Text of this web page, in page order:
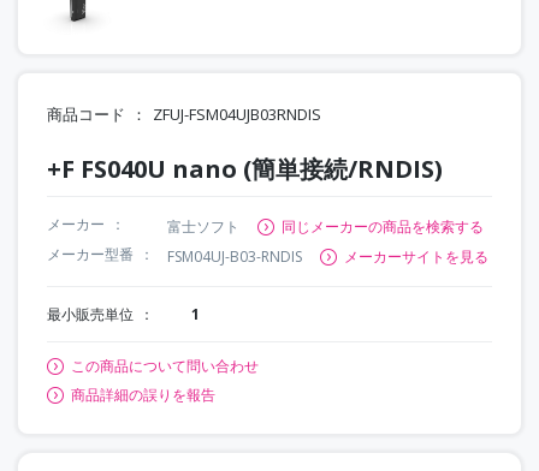
商品コード ZFUJ-FSM04UJB03RNDIS
+F FS040U nano (簡単接続/RNDIS)
メーカー 富士ソフト
同じメーカーの商品を検索する
メーカー型番
FSM04UJ-B03-RNDIS メーカーサイトを見る
最小販売単位 1
この商品について問い合わせ
商品詳細の誤りを報告